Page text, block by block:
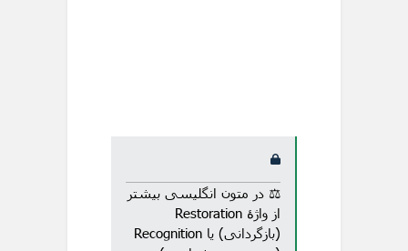
⚖️ در متون انگلیسی بیشتر
از واژهٔ Restoration
(بازگردانی) یا Recognition